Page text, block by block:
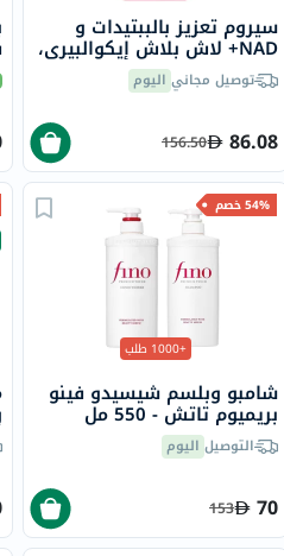
سيروم تعزيز بالببتيدات و
NAD+ لاش بلاش إيكوالبيري،
30 ملتوصيل مجاني اليوم
86.08
156.50
54% خصم
+1000 طلب
شامبو وبلسم شيسيدو فينو
بريميوم تاتش - 550 مل
التوصيل اليوم
70
153